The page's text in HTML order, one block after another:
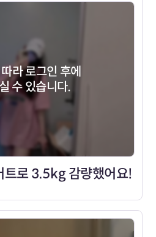
라 로그인 후에
수 있습니다.
트로 3.5kg 감량했어요!